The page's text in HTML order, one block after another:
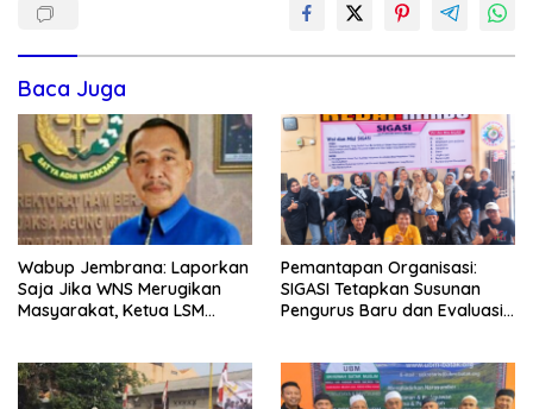
Baca Juga
Wabup Jembrana: Laporkan
Saja Jika WNS Merugikan
Masyarakat, Ketua LSM
Anggota Kelompok Ahli
Pemkab
Pemantapan Organisasi:
SIGASI Tetapkan Susunan
Pengurus Baru dan Evaluasi